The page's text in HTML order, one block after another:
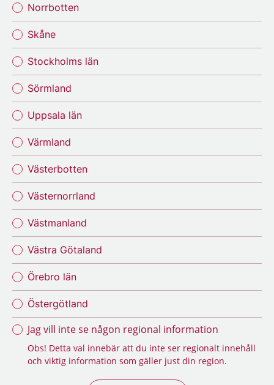
Norrbotten
Skåne
Stockholms län
Sörmland
Uppsala län
Värmland
Västerbotten
Västernorrland
Västmanland
Västra Götaland
Örebro län
Östergötland
Jag vill inte se någon regional information
Obs! Detta val innebär att du inte ser regionalt innehåll
och viktig information som gäller just din region.